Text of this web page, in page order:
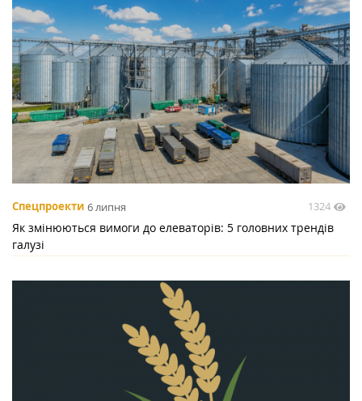
Спецпроекти 6 липня 1324
Як змінюються вимоги до елеваторів: 5 головних трендів
галузі